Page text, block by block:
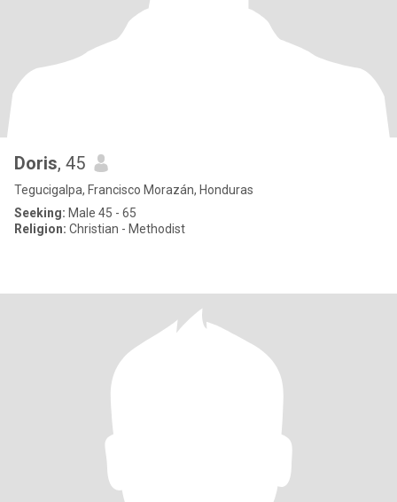
Doris, 45
Tegucigalpa, Francisco Morazán, Honduras
Seeking: Male 45 - 65
Religion: Christian - Methodist